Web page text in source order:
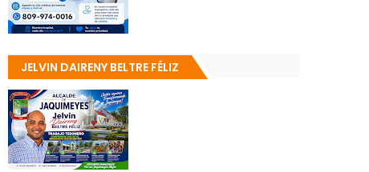
JELVIN DAIRENY BELTRE FÉLIZ